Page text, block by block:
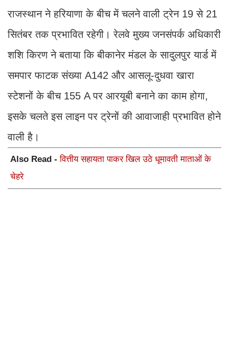
राजस्थान ने हरियाणा के बीच में चलने वाली ट्रेन 19 से 21
सितंबर तक प्रभावित रहेगी। रेलवे मुख्य जनसंपर्क अधिकारी
शशि किरण ने बताया कि बीकानेर मंडल के सादुलपुर यार्ड में
समपार फाटक संख्या A142 और आसलू-दुधवा खारा
स्टेशनों के बीच 155 A पर आरयूबी बनाने का काम होगा,
इसके चलते इस लाइन पर ट्रेनों की आवाजाही प्रभावित होने
वाली है।
Also Read -वित्तीय सहायता पाकर खिल उठे धूमावती माताओं के
चेहरे